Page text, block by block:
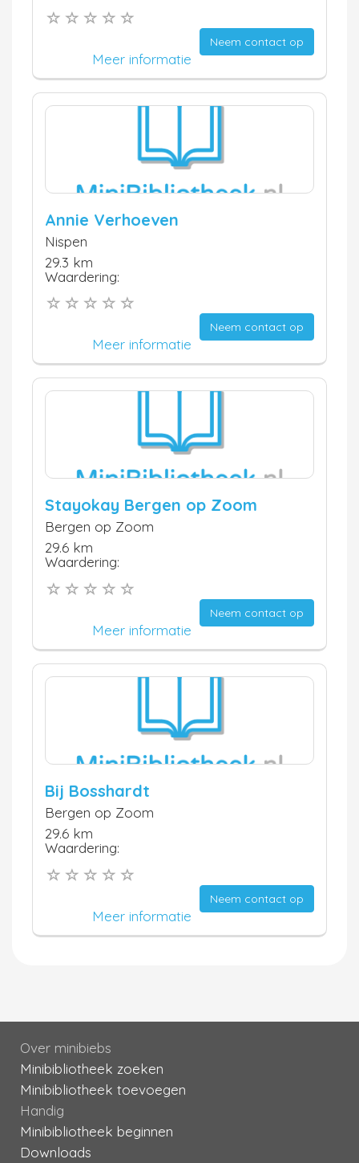
Neem contact op
Meer informatie
Annie Verhoeven
Nispen
29.3 km
Waardering:
Neem contact op
Meer informatie
Stayokay Bergen op Zoom
Bergen op Zoom
29.6 km
Waardering:
Neem contact op
Meer informatie
Bij Bosshardt
Bergen op Zoom
29.6 km
Waardering:
Neem contact op
Meer informatie
Over minibiebs
Minibibliotheek zoeken
Minibibliotheek toevoegen
Handig
Minibibliotheek beginnen
Downloads